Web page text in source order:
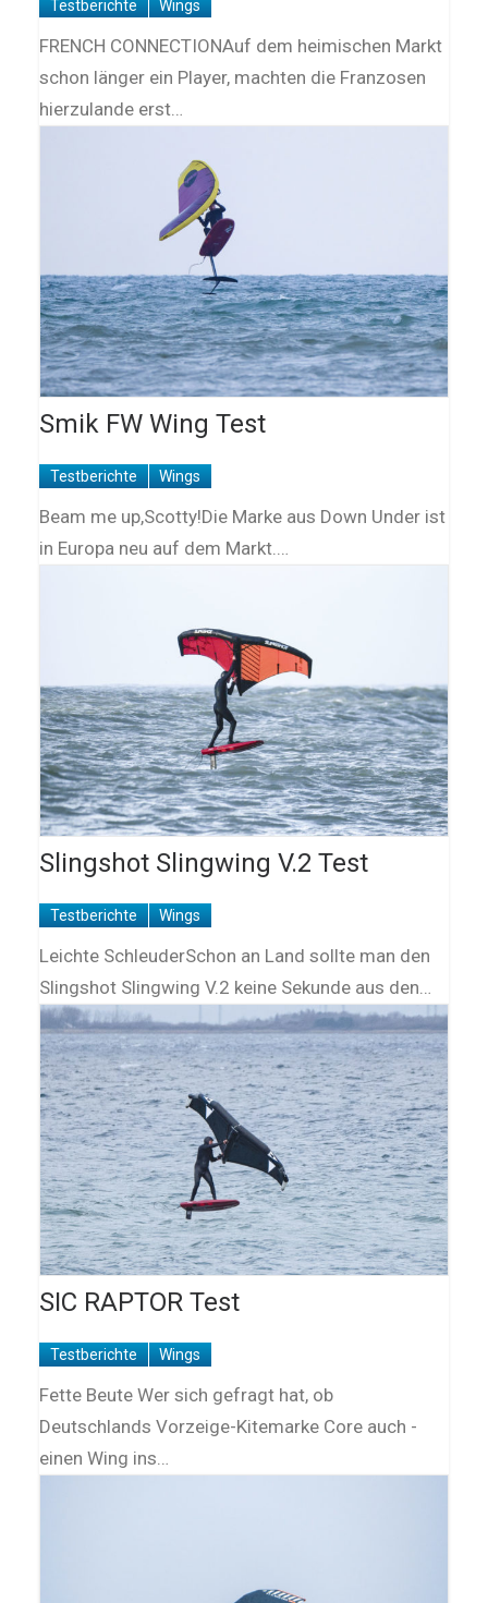
Testberichte Wings
FRENCH CONNECTIONAuf dem heimischen Markt
schon länger ein Player, machten die Fran­zosen
hierzulande erst…
Smik FW Wing Test
Testberichte Wings
Beam me up,Scotty!Die Marke aus Down Under ist
in Europa neu auf dem Markt.…
Slingshot Slingwing V.2 Test
Testberichte Wings
Leichte SchleuderSchon an Land sollte man den
Slingshot Slingwing V.2 keine Sekunde aus den…
SIC RAPTOR Test
Testberichte Wings
Fette Beute Wer sich gefragt hat, ob
Deutschlands Vorzeige-Kitemarke Core auch ­
einen Wing ins…